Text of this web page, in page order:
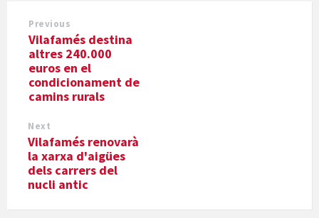
Previous
Vilafamés destina
altres 240.000
euros en el
condicionament de
camins rurals
Next
Vilafamés renovarà
la xarxa d'aigües
dels carrers del
nucli antic